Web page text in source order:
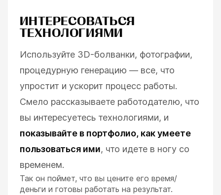
ИНТЕРЕСОВАТЬСЯ
ТЕХНОЛОГИЯМИ
Используйте 3D-болванки, фотографии,
процедурную генерацию — все, что
упростит и ускорит процесс работы.
Смело рассказываете работодателю, что
вы интересуетесь технологиями, и
показывайте в портфолио, как умеете
пользоваться ими, что идете в ногу со
временем.
Так он поймет, что вы цените его время/
деньги и готовы работать на результат.